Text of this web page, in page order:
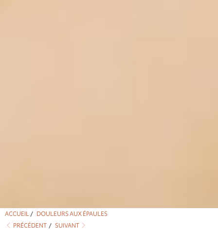
ACCUEIL/ DOULEURS AUX ÉPAULES
PRÉCÉDENT / SUIVANT